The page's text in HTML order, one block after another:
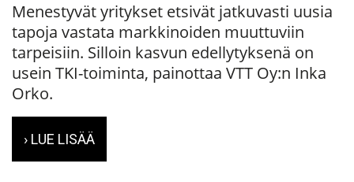
Menestyvät yritykset etsivät jatkuvasti uusia
tapoja vastata markkinoiden muuttuviin
tarpeisiin. Silloin kasvun edellytyksenä on
usein TKI-toiminta, painottaa VTT Oy:n Inka
Orko.
› LUE LISÄÄ